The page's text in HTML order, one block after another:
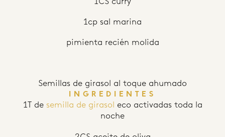
1cp sal marina
pimienta recién molida
Semillas de girasol al toque ahumado
INGREDIENTES
1T de semilla de girasol eco activadas toda la
noche